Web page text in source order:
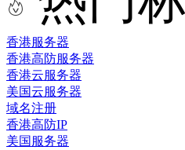
香港服务器
香港高防服务器
香港云服务器
美国云服务器
域名注册
香港高防IP
美国服务器